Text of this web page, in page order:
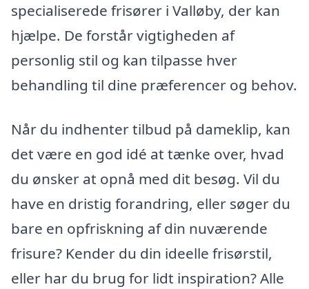
specialiserede frisører i Valløby, der kan
hjælpe. De forstår vigtigheden af
personlig stil og kan tilpasse hver
behandling til dine præferencer og behov.
Når du indhenter tilbud på dameklip, kan
det være en god idé at tænke over, hvad
du ønsker at opnå med dit besøg. Vil du
have en dristig forandring, eller søger du
bare en opfriskning af din nuværende
frisure? Kender du din ideelle frisørstil,
eller har du brug for lidt inspiration? Alle